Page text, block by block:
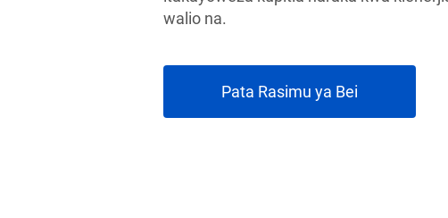
walio na.
Pata Rasimu ya Bei